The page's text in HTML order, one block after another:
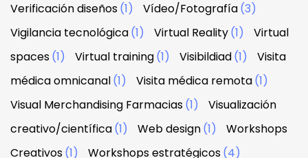
Verificación diseños(1) Vídeo/Fotografía(3)
Vigilancia tecnológica(1) Virtual Reality(1)
Virtual
spaces(1) Virtual training(1) Visibildiad(1)
Visita
médica omnicanal(1) Visita médica remota(1)
Visual Merchandising Farmacias(1)
Visualización
creativo/científica(1) Web design(1)
Workshops
Creativos(1) Workshops estratégicos(4)